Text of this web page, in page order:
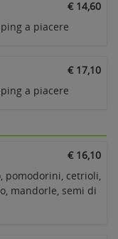
€ 14,60
a piacere
€ 17,10
a piacere
€ 16,10
pomodorini, cetrioli,
mandorle, semi di